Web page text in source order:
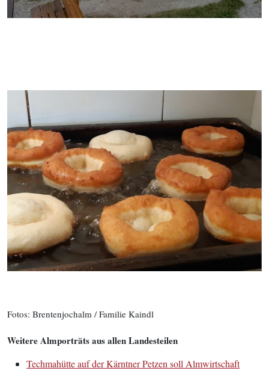
Fotos: Brentenjochalm / Familie Kaindl
Weitere Almporträts aus allen Landesteilen
Techmahütte auf der Kärntner Petzen soll Almwirtschaft